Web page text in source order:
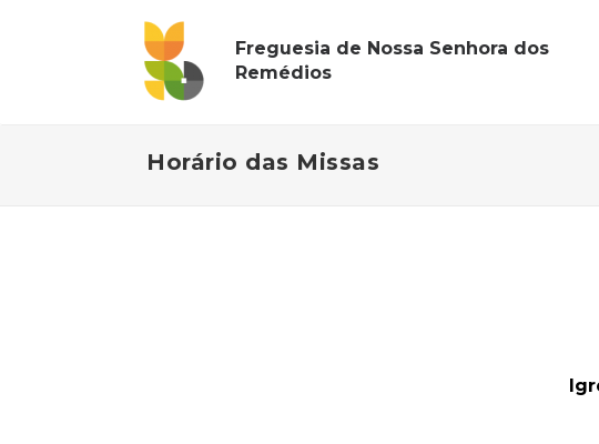
Freguesia de Nossa Senhora dos
Remédios
Horário das Missas